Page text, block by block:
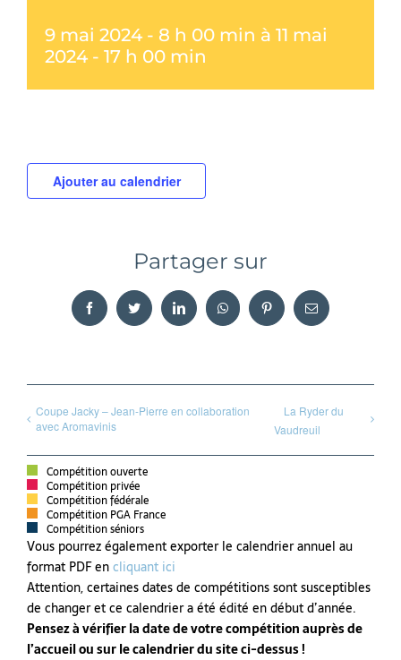
9 mai 2024 - 8 h 00 min à 11 mai
2024 - 17 h 00 min
Ajouter au calendrier
Partager sur
FacebookTwitter LinkedInWhatsAppPinterestEmail
Coupe Jacky – Jean-Pierre en collaboration
avec Aromavinis
La Ryder du
Vaudreuil
Compétition ouverte
Compétition privée
Compétition fédérale
Compétition PGA France
Compétition séniors
Vous pourrez également exporter le calendrier annuel au
format PDF encliquant ici
Attention, certaines dates de compétitions sont susceptibles
de changer et ce calendrier a été édité en début d’année.
Pensez à vérifier la date de votre compétition auprès de
l’accueil ou sur le calendrier du site ci-dessus !